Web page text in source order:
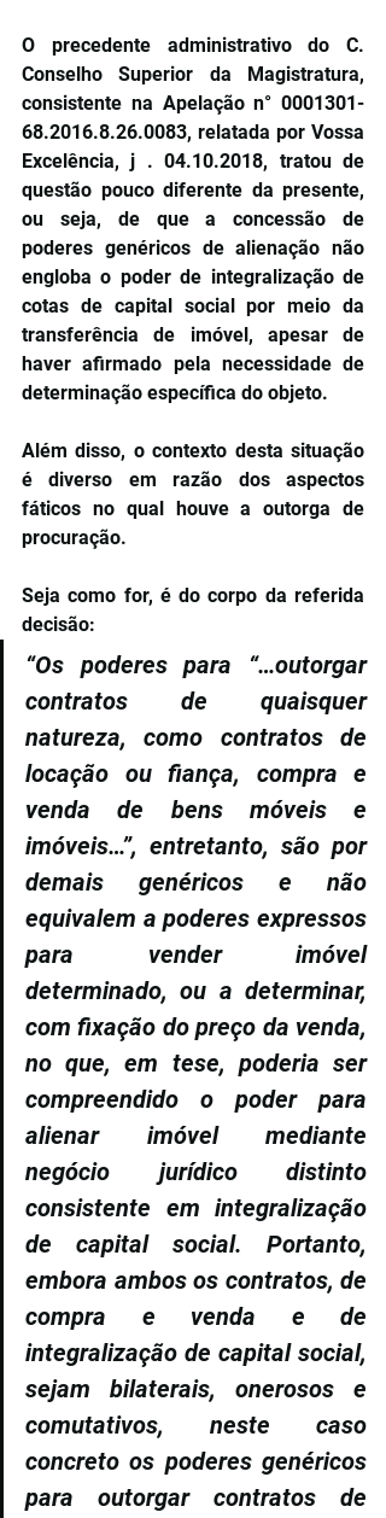
O precedente administrativo do C.
Conselho Superior da Magistratura,
consistente na Apelação n° 0001301-
68.2016.8.26.0083, relatada por Vossa
Excelência, j . 04.10.2018, tratou de
questão pouco diferente da presente,
ou seja, de que a concessão de
poderes genéricos de alienação não
engloba o poder de integralização de
cotas de capital social por meio da
transferência de imóvel, apesar de
haver afirmado pela necessidade de
determinação específica do objeto.
Além disso, o contexto desta situação
é diverso em razão dos aspectos
fáticos no qual houve a outorga de
procuração.
Seja como for, é do corpo da referida
decisão:
“Os poderes para “…outorgar
contratos de quaisquer
natureza, como contratos de
locação ou fiança, compra e
venda de bens móveis e
imóveis…”, entretanto, são por
demais genéricos e não
equivalem a poderes expressos
para vender imóvel
determinado, ou a determinar,
com fixação do preço da venda,
no que, em tese, poderia ser
compreendido o poder para
alienar imóvel mediante
negócio jurídico distinto
consistente em integralização
de capital social. Portanto,
embora ambos os contratos, de
compra e venda e de
integralização de capital social,
sejam bilaterais, onerosos e
comutativos, neste caso
concreto os poderes genéricos
para outorgar contratos de